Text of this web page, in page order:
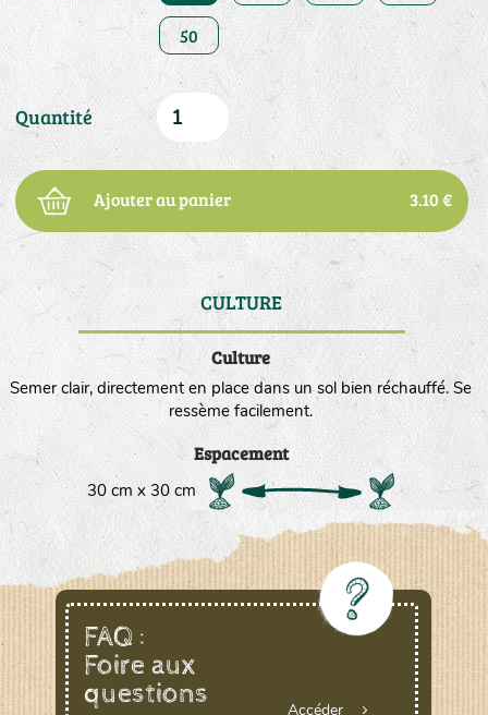
50
Quantité
Ajouter au panier 3.10 €
CULTURE
Culture
Semer clair, directement en place dans un sol bien réchauffé. Se
ressème facilement.
Espacement
30 cm x 30 cm
FAQ :
Foire aux
questions
Accéder